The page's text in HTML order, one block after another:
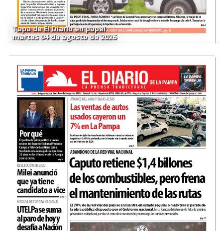
Tapa de El Diario en papel
martes 04 de agosto de 2026